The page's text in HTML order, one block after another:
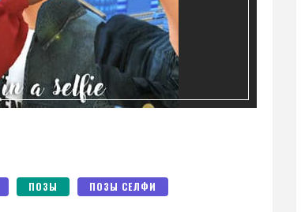
ПОЗЫ ПОЗЫ СЕЛФИ